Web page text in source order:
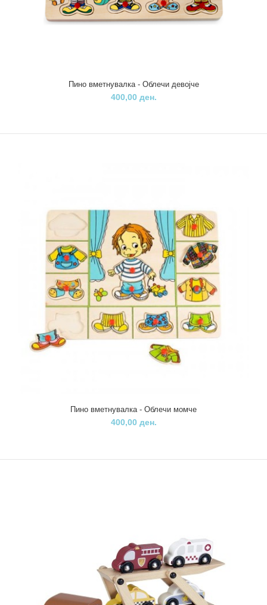
Оваа играчка составена од вметнувалка со мотиви. Содржи 9
елементи кои на себе имаат карактеристичен..
Пино Активити коцка- Шумска авантура
1.150,00 ден.
Пино вметнувалка - Облечи девојче
400,00 ден.
Пино вметнувалка - Облечи момче
400,00 ден.